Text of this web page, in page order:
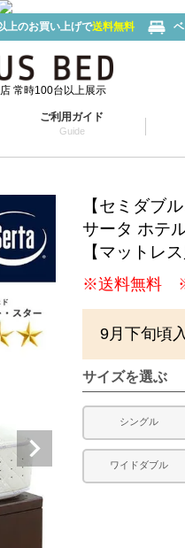
上のお買い上げで送料無料
常時100台以上展示
ご利用ガイド
Guide
【セミダブル
サータ ホテ
【マットレ
※送料無料 ※
9月下旬頃
サイズを選ぶ
シングル
ワイドダブル